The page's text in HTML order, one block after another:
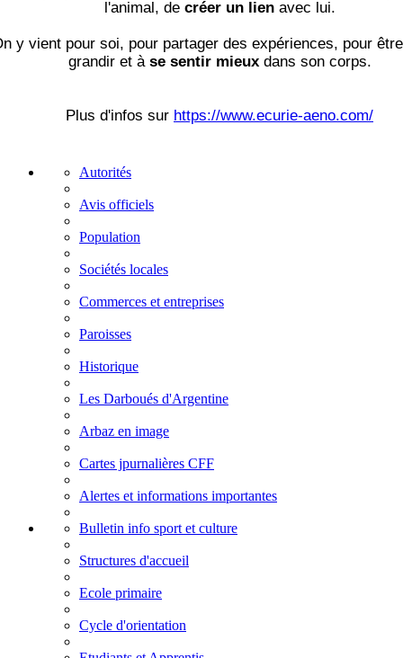
l'animal, decréer un lienavec lui.
y vient pour soi, pour partager des expériences, pour
grandir et à se sentir mieux dans son corps.
Plus d'infos sur https://www.ecurie-aeno.com/
Autorités
Avis officiels
Population
Sociétés locales
Commerces et entreprises
Paroisses
Historique
Les Darboués d'Argentine
Arbaz en image
Cartes jpurnalières CFF
Alertes et informations importantes
Bulletin info sport et culture
Structures d'accueil
Ecole primaire
Cycle d'orientation